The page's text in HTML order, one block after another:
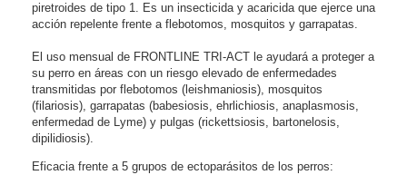
piretroides de tipo 1. Es un insecticida y acaricida que ejerce una
acción repelente frente a flebotomos, mosquitos y garrapatas.
El uso mensual de FRONTLINE TRI-ACT le ayudará a proteger a
su perro en áreas con un riesgo elevado de enfermedades
transmitidas por flebotomos (leishmaniosis), mosquitos
(filariosis), garrapatas (babesiosis, ehrlichiosis, anaplasmosis,
enfermedad de Lyme) y pulgas (rickettsiosis, bartonelosis,
dipilidiosis).
Eficacia frente a 5 grupos de ectoparásitos de los perros: